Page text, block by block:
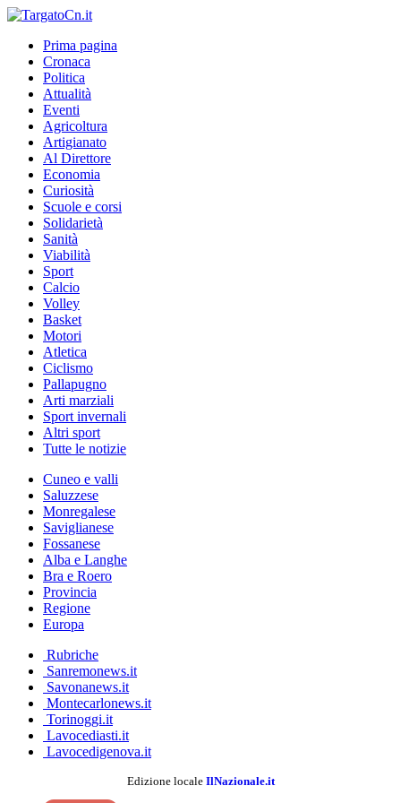
Prima pagina
Cronaca
Politica
Attualità
Eventi
Agricoltura
Artigianato
Al Direttore
Economia
Curiosità
Scuole e corsi
Solidarietà
Sanità
Viabilità
Sport
Calcio
Volley
Basket
Motori
Atletica
Ciclismo
Pallapugno
Arti marziali
Sport invernali
Altri sport
Tutte le notizie
Cuneo e valli
Saluzzese
Monregalese
Saviglianese
Fossanese
Alba e Langhe
Bra e Roero
Provincia
Regione
Europa
Rubriche
Sanremonews.it
Savonanews.it
Montecarlonews.it
Torinoggi.it
Lavocediasti.it
Lavocedigenova.it
Edizione locale IlNazionale.it